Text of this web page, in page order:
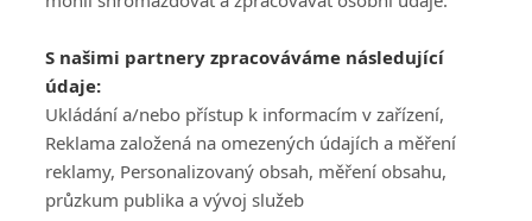
S našimi partnery zpracováváme následující
údaje:
Ukládání a/nebo přístup k informacím v zařízení,
Reklama založená na omezených údajích a měření
reklamy, Personalizovaný obsah, měření obsahu,
průzkum publika a vývoj služeb
Všeobecné obchodní
podmínky služby
GolfExtra.cz Premium
Podmínky zpracování
osobních údajů při
ATV CZ, s.r.o.
140 00 Praha 4